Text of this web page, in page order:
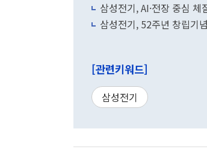
삼성전기, AI·전장 중심
삼성전기, 52주년 창립기
[관련키워드]
삼성전기